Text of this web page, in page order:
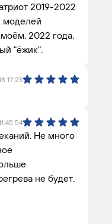
2019-2022
моделей
2022 года,
"ёжик".
Не много
не будет.